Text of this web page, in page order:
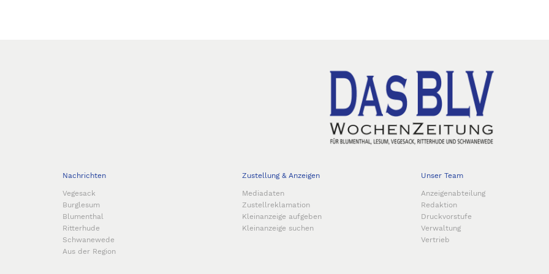
Nachrichten
Vegesack
Burglesum
Blumenthal
Ritterhude
Schwanewede
Aus der Region
Zustellung & Anzeigen
Mediadaten
Zustellreklamation
Kleinanzeige aufgeben
Kleinanzeige suchen
Unser Team
Anzeigenabteilung
Redaktion
Druckvorstufe
Verwaltung
Vertrieb